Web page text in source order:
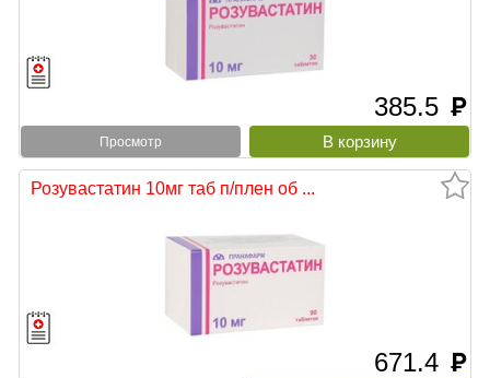
385.5 руб
Просмотр
Розувастатин 10мг таб п/плен об ...
671.4 руб